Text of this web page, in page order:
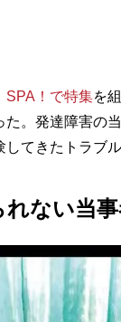
SPA！で特集を
。発達障害の
てきたトラブル
れない当